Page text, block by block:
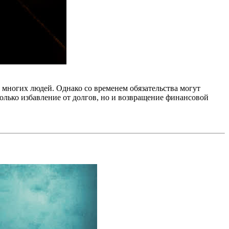
людей. Однако со временем обязательства могут
избавление от долгов, но и возвращение финансовой